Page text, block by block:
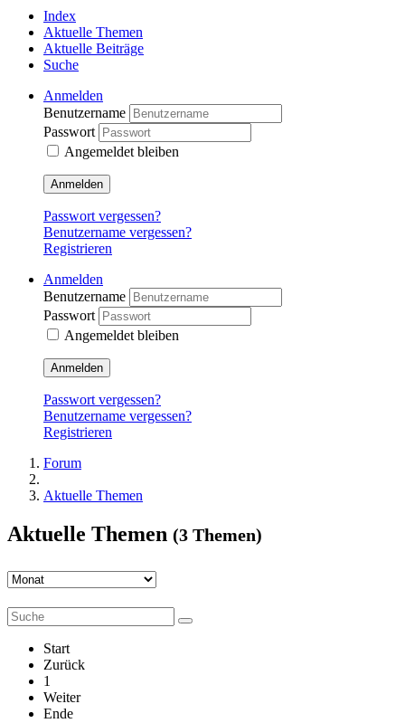
Index
Aktuelle Themen
Aktuelle Beiträge
Suche
Anmelden
Benutzername
Passwort
Angemeldet bleiben
Anmelden
Passwort vergessen?
Benutzername vergessen?
Registrieren
Anmelden
Benutzername
Passwort
Angemeldet bleiben
Anmelden
Passwort vergessen?
Benutzername vergessen?
Registrieren
Forum
Aktuelle Themen
Aktuelle Themen (3 Themen)
Start
Zurück
1
Weiter
Ende